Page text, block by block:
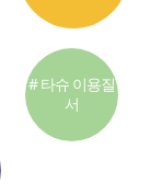
# 타슈 이용질
서